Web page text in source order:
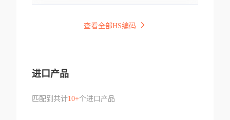
查看全部HS编码
进口产品
匹配到共计10+个进口产品